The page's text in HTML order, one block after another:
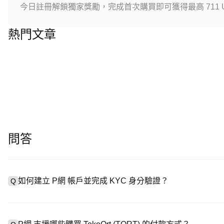
今日註冊解鎖獨家獎勵，完成首次購買即可獲得最高 711
熱門文章
問答
Q 如何建立 P網 帳戶並完成 KYC 身分驗證？